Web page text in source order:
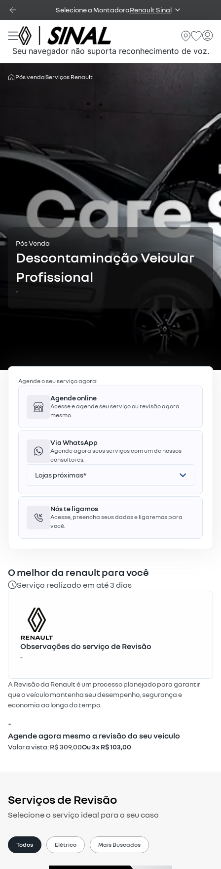
Selecione a MontadoraRenault Sinal
Seu navegador não suporta reconhecimento de voz.
Pós vendaServiços Renault
Pós Venda
Descontaminação Veicular
Profissional
-
Agende o seu serviço agora:
Agende online
Acesse e agende seu serviço ou revisão agora
mesmo.
Via WhatsApp
Agende agora seus serviços com um de nossos
consultores.
Nós te ligamos
Acesse, preencha seus dados e ligaremos para
você.
O melhor da renaultpara você
Serviço realizado em até 3 dias
Observações do serviço de Revisão
-
A Revisão da Renault é um processo planejado para garantir
que o veículo mantenha seu desempenho, segurança e
economia ao longo do tempo.
-
Agende agora mesmo a revisão do seu veiculo
Valor a vista: R$ 309,00Ou 3x R$ 103,00
Serviços de Revisão
Selecione o serviço ideal para o seu caso
Todos Elétrico Mais Buscados